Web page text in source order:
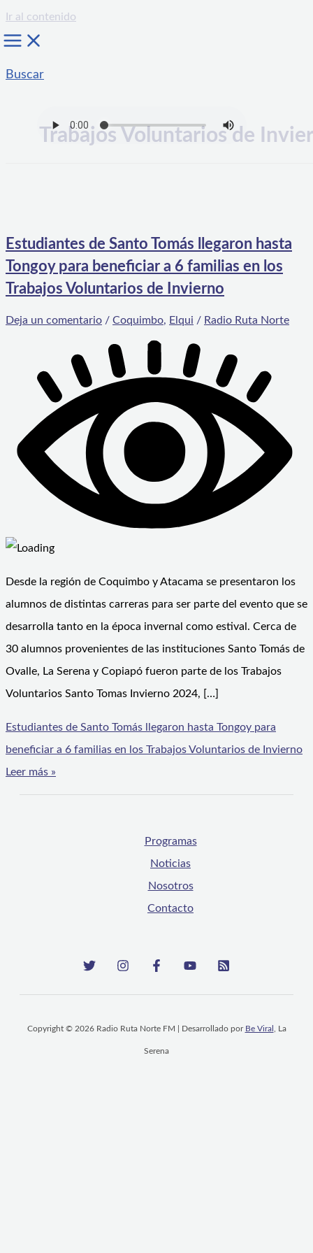
Ir al contenido
Buscar
Trabajos Voluntarios de
Estudiantes de Santo Tomás llegaron hasta
Tongoy para beneficiar a 6 familias en los
Trabajos Voluntarios de Invierno
Deja un comentario / Coquimbo, Elqui / Radio Ruta Norte
Desde la región de Coquimbo y Atacama se presentaron los
alumnos de distintas carreras para ser parte del evento que se
desarrolla tanto en la época invernal como estival. Cerca de
30 alumnos provenientes de las instituciones Santo Tomás de
Ovalle, La Serena y Copiapó fueron parte de los Trabajos
Voluntarios Santo Tomas Invierno 2024, […]
Estudiantes de Santo Tomás llegaron hasta Tongoy para
beneficiar a 6 familias en los Trabajos Voluntarios de Invierno
Leer más »
Programas
Noticias
Nosotros
Contacto
Copyright © 2026 Radio Ruta Norte FM | Desarrollado por Be Viral , La
Serena